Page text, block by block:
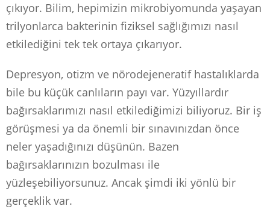
çıkıyor. Bilim, hepimizin mikrobiyomunda yaşayan
trilyonlarca bakterinin fiziksel sağlığımızı nasıl
etkilediğini tek tek ortaya çıkarıyor.
Depresyon, otizm ve nörodejeneratif hastalıklarda
bile bu küçük canlıların payı var. Yüzyıllardır
bağırsaklarımızı nasıl etkilediğimizi biliyoruz. Bir iş
görüşmesi ya da önemli bir sınavınızdan önce
neler yaşadığınızı düşünün. Bazen
bağırsaklarınızın bozulması ile
yüzleşebiliyorsunuz. Ancak şimdi iki yönlü bir
gerçeklik var.